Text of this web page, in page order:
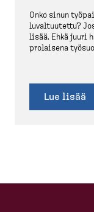
Onko sinun
lu­val­tuutettu?
lisää. Ehkä juuri
prolaisena
Lue lisää